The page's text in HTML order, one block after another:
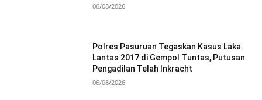
06/08/2026
Polres Pasuruan Tegaskan Kasus Laka
Lantas 2017 di Gempol Tuntas, Putusan
Pengadilan Telah Inkracht
06/08/2026